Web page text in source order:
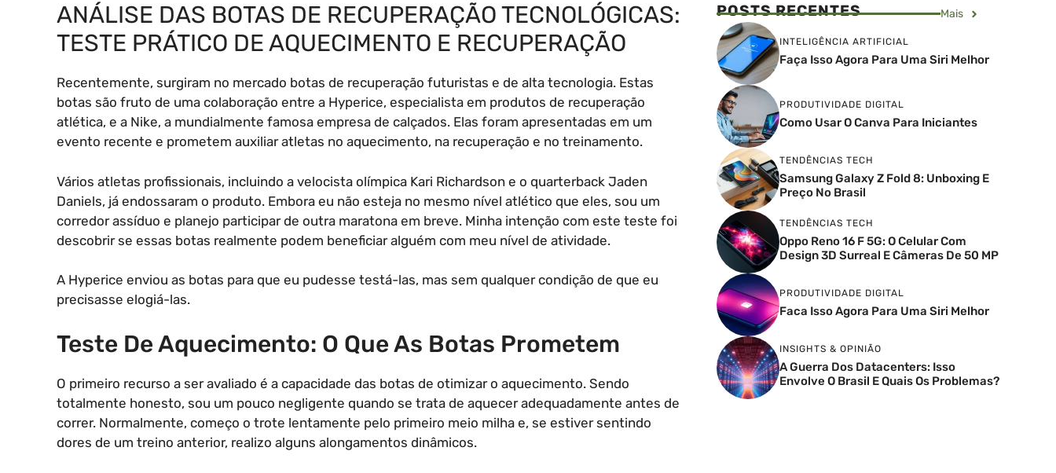
ANÁLISE DAS BOTAS DE RECUPERAÇÃO TECNOLÓGICAS:
TESTE PRÁTICO DE AQUECIMENTO E RECUPERAÇÃO
Recentemente, surgiram no mercado botas de recuperação futuristas e de alta tecnologia. Estas
botas são fruto de uma colaboração entre a Hyperice, especialista em produtos de recuperação
atlética, e a Nike, a mundialmente famosa empresa de calçados. Elas foram apresentadas em um
evento recente e prometem auxiliar atletas no aquecimento, na recuperação e no treinamento.
Vários atletas profissionais, incluindo a velocista olímpica Kari Richardson e o quarterback Jaden
Daniels, já endossaram o produto. Embora eu não esteja no mesmo nível atlético que eles, sou um
corredor assíduo e planejo participar de outra maratona em breve. Minha intenção com este teste foi
descobrir se essas botas realmente podem beneficiar alguém com meu nível de atividade.
A Hyperice enviou as botas para que eu pudesse testá-las, mas sem qualquer condição de que eu
precisasse elogiá-las.
Teste De Aquecimento: O Que As Botas Prometem
O primeiro recurso a ser avaliado é a capacidade das botas de otimizar o aquecimento. Sendo
totalmente honesto, sou um pouco negligente quando se trata de aquecer adequadamente antes de
correr. Normalmente, começo o trote lentamente pelo primeiro meio milha e, se estiver sentindo
dores de um treino anterior, realizo alguns alongamentos dinâmicos.
POSTS RECENTES Mais
INTELIGÊNCIA ARTIFICIAL
Faça Isso Agora Para Uma Siri Melhor
PRODUTIVIDADE DIGITAL
Como Usar O Canva Para Iniciantes
TENDÊNCIAS TECH
Samsung Galaxy Z Fold 8: Unboxing E
Preço No Brasil
TENDÊNCIAS TECH
Oppo Reno 16 F 5G: O Celular Com
Design 3D Surreal E Câmeras De 50 MP
PRODUTIVIDADE DIGITAL
Faca Isso Agora Para Uma Siri Melhor
INSIGHTS & OPINIÃO
A Guerra Dos Datacenters: Isso
Envolve O Brasil E Quais Os Problemas?